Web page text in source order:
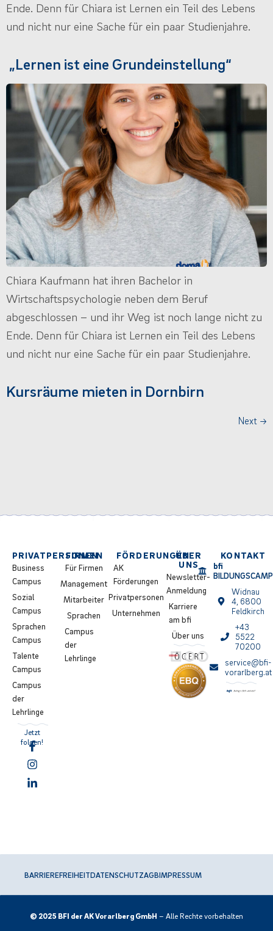
Ende. Denn für Chiara ist Lernen ein Teil des Lebens
und nicht nur eine Sache für ein paar Studienjahre.
„Lernen ist eine Grundeinstellung“
Chiara Kaufmann hat ihren Bachelor in
Wirtschaftspsychologie neben dem Beruf
abgeschlossen – und ihr Weg ist noch lange nicht zu
Ende. Denn für Chiara ist Lernen ein Teil des Lebens
und nicht nur eine Sache für ein paar Studienjahre.
Kursräume mieten in Dornbirn
Next →
PRIVATPERSONEN
Business
Campus
Sozial
Campus
Sprachen
Campus
Talente
Campus
Campus
der
Lehrlinge
Jetzt
folgen!
FIRMEN
Für Firmen
Management
Mitarbeiter
Sprachen
Campus
der
Lehrlinge
FÖRDERUNGEN
AK
Förderungen
Privatpersonen
Unternehmen
ÜBER
UNS
Newsletter-
Anmeldung
Karriere
am bfi
Über uns
KONTAKT
bfi
Widnau
4, 6800
Feldkirch
+43
5522
70200
service@bfi-
vorarlberg.at
BARRIEREFREIHEITDATENSCHUTZAGBIMPRESSUM
© 2025 BFI der AK Vorarlberg GmbH – Alle Rechte vorbehalten